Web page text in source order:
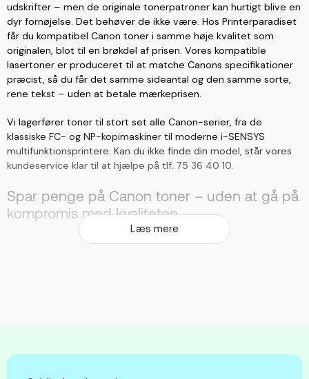
udskrifter – men de originale tonerpatroner kan hurtigt blive en
dyr fornøjelse. Det behøver de ikke være. Hos Printerparadiset
får du kompatibel Canon toner i samme høje kvalitet som
originalen, blot til en brøkdel af prisen. Vores kompatible
lasertoner er produceret til at matche Canons specifikationer
præcist, så du får det samme sideantal og den samme sorte,
rene tekst – uden at betale mærkeprisen.
Vi lagerfører toner til stort set alle Canon-serier, fra de
klassiske FC- og NP-kopimaskiner til moderne i-SENSYS
multifunktionsprintere. Kan du ikke finde din model, står vores
kundeservice klar til at hjælpe på tlf. 75 36 40 10.
Spar penge på Canon toner – uden at gå på
kompromis med kvaliteten
Mange tror, at man går på kompromis med kvaliteten, når man
Samme sideydelse og udskriftskvalitet som originalen
Læs mere